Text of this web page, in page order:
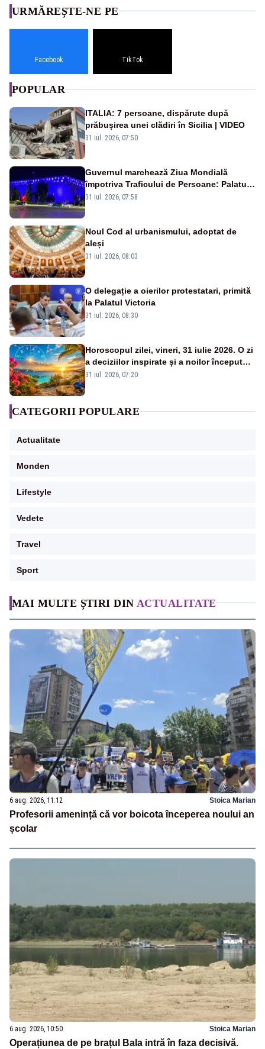
MAI MULTE ȘTIRI DIN ACTUALITATE
6 aug. 2026, 11:12 Stoica Marian
Profesorii amenință că vor boicota începerea noului an
școlar
6 aug. 2026, 10:50 Stoica Marian
Operațiunea de pe brațul Bala intră în faza decisivă.
URMĂREȘTE-NE PE
Facebook TikTok
POPULAR
ITALIA: 7 persoane, dispărute după
prăbușirea unei clădiri în Sicilia | VIDEO
31 iul. 2026, 07:50
Guvernul marchează Ziua Mondială
împotriva Traficului de Persoane: Palatul
Victoria, iluminat în albastru
31 iul. 2026, 07:58
Noul Cod al urbanismului, adoptat de
aleși
31 iul. 2026, 08:03
O delegație a oierilor protestatari, primită
la Palatul Victoria
31 iul. 2026, 08:30
Horoscopul zilei, vineri, 31 iulie 2026. O zi
a deciziilor inspirate și a noilor începuturi.
Vezi zodiile vizate
31 iul. 2026, 07:20
CATEGORII POPULARE
Actualitate
Monden
Lifestyle
Vedete
Travel
Sport